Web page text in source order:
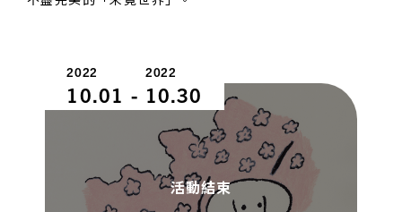
活動結束
2022
10.01 -
2022
10.30